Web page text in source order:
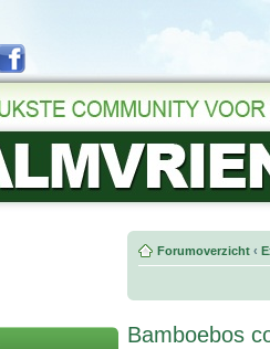
Forumoverzicht ‹
Bamboebos